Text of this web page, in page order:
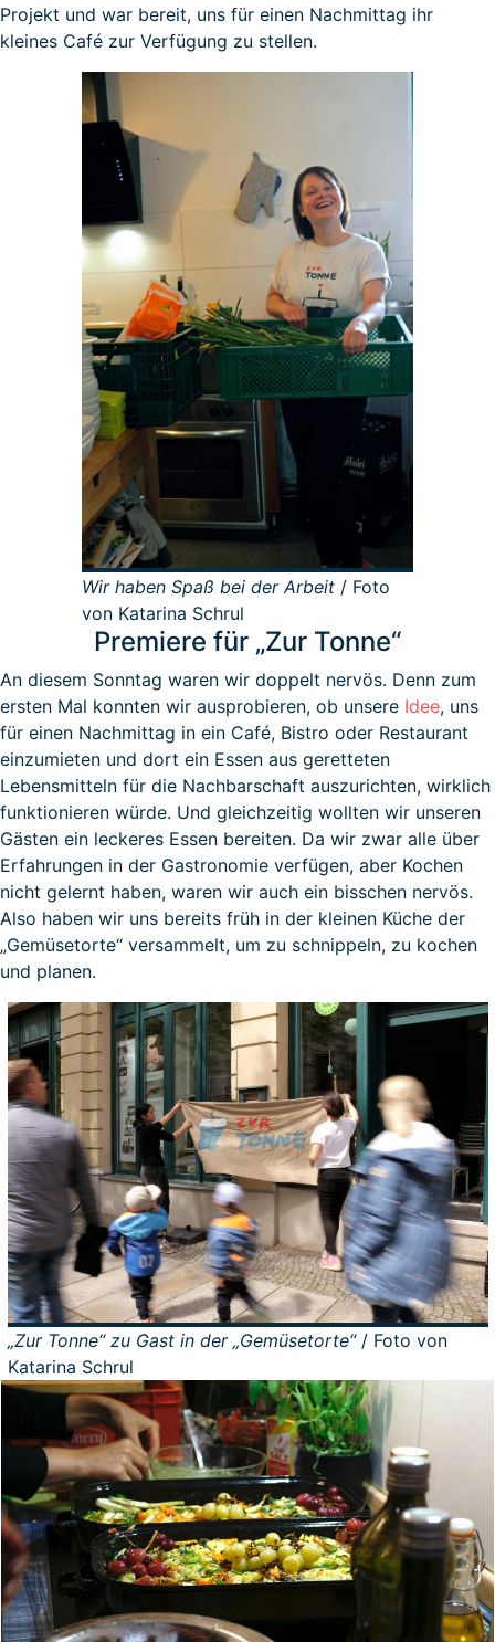
Projekt und war bereit, uns für einen Nachmittag ihr
kleines Café zur Verfügung zu stellen.
Wir haben Spaß bei der Arbeit / Foto
von Katarina Schrul
Premiere für „Zur Tonne“
An diesem Sonntag waren wir doppelt nervös. Denn zum
ersten Mal konnten wir ausprobieren, ob unsere Idee, uns
für einen Nachmittag in ein Café, Bistro oder Restaurant
einzumieten und dort ein Essen aus geretteten
Lebensmitteln für die Nachbarschaft auszurichten, wirklich
funktionieren würde. Und gleichzeitig wollten wir unseren
Gästen ein leckeres Essen bereiten. Da wir zwar alle über
Erfahrungen in der Gastronomie verfügen, aber Kochen
nicht gelernt haben, waren wir auch ein bisschen nervös.
Also haben wir uns bereits früh in der kleinen Küche der
„Gemüsetorte“ versammelt, um zu schnippeln, zu kochen
und planen.
„Zur Tonne“ zu Gast in der „Gemüsetorte“/ Foto von
Katarina Schrul